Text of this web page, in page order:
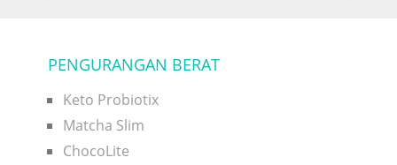
PENGURANGAN BERAT
Keto Probiotix
Matcha Slim
ChocoLite